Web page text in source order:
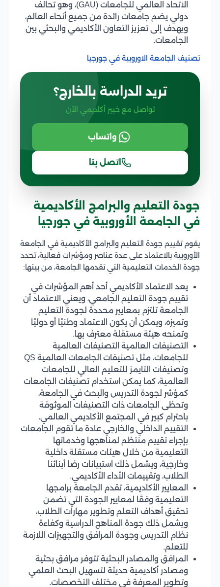
الاتحاد العالمي للجامعات (GAU)، وهو تحالف
دولي يضم جامعات رائدة من جميع أنحاء العالم،
ويهدف إلى تعزيز التعاون الأكاديمي والبحثي بين
الجامعات.
تصنيف الجامعة الاوروبية في جورجيا
تريد الدراسة بالخارج؟
تواصل مع خبير أكاديمي الآن
واتساب
اتصل بنا
جودة التعليم والبرامج الأكاديمية
في الجامعة الأوروبية في جورجيا
يقوم تقييم جودة التعليم والبرامج الأكاديمية في الجامعة
الأوروبية بالاعتماد على عدة عناصر ومؤشرات فعالية، تحدد
جودة الخدمات التعليمية التي تقدمها الجامعة، من بينها:
يعد الاعتماد الأكاديمي أحد أهم المؤشرات في
تقييم جودة التعليم الجامعي، ويعني الاعتماد أن
الجامعة تلتزم بمعايير محددة لجودة التعليم
وتميزه، ويمكن أن يكون الاعتماد وطنيًا أو دوليًا
وتمنحه هيئة مستقلة معترف بها.
التصنيفات العالمية التصنيفات العالمية
للجامعات، مثل تصنيفات الجامعات العالمية QS
وتصنيفات التايمز للتعليم العالي للجامعات
العالمية، كما يمكن استخدام تصنيفات الجامعات
كمؤشر لجودة التدريس والبحث في الجامعة،
وتحظى الجامعات ذات التصنيفات الموثوقة
باحترام كبير في المجتمع الأكاديمي العالمي.
التقييم الداخلي والخارجي عادة ما تقوم الجامعات
بإجراء تقييم منتظم لمناهجها وخدماتها
التعليمية من خلال هيئات مستقلة داخلية
وخارجية، ويشمل ذلك استبيانات رضا أبنائنا
الطلاب، وتقييمات الأداء الأكاديمي.
المعايير الأكاديمية، تقدم الجامعة برامجها
التعليمية وفقًا لمعايير الجودة التي تضمن
تحقيق أهداف التعلم وتطوير مهارات الطلاب،
ويشمل ذلك جودة المناهج الدراسية وكفاءة
نظام التدريس وجودة المرافق والتجهيزات اللازمة
للتعلم.
المرافق والمصادر البحثية تتوفر مرافق بحثية
ومصادر أكاديمية حديثة لتسهيل البحث العلمي
وتطوير المعرفة في مختلف التخصصات.